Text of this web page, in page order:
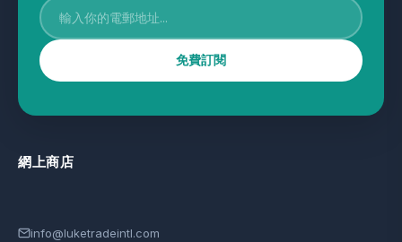
免費訂閱
網上商店
info@luketradeintl.com